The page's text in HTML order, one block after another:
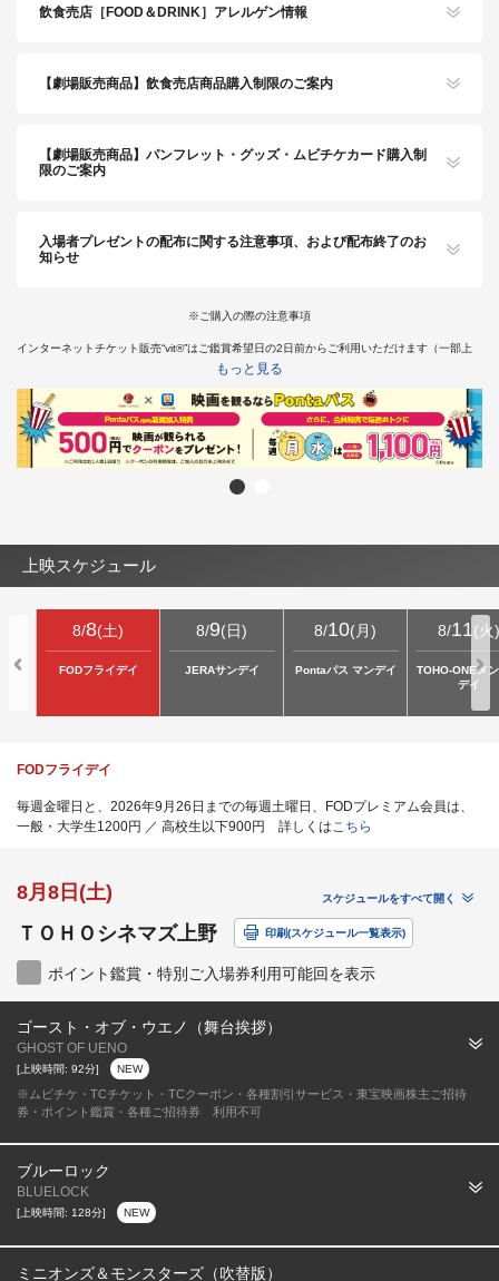
飲食売店［FOOD＆DRINK］アレルゲン情報
【劇場販売商品】飲食売店商品購入制限のご案内
【劇場販売商品】パンフレット・グッズ・ムビチケカード購入制
限のご案内
入場者プレゼントの配布に関する注意事項、および配布終了のお
知らせ
※ご購入の際の注意事項
インターネットチケット販売“vit®”はご鑑賞希望日の2日前からご利用いただけます（一部上
※東京都では18歳未満の方は終映が23：00を過ぎる上映回は、保護者同伴であってもご入場
いただけません。
そのため、18歳未満の方はチケット購入はお受けできかねます。あらかじめご了承くださ
い。
インターネットチケット販売“vit®”より障がい者割引チケットをご購入希望のお客様は こちら
もっと見る
上映スケジュール
8/8(土)
FODフライデイ
8/9(日)
JERAサンデイ
8/10(月)
Pontaパス マンデイ
8/11(火)
TOHO-ONEメ
デイ
FODフライデイ
毎週金曜日と、2026年9月26日までの毎週土曜日、FODプレミアム会員は、
一般・大学生1200円 ／ 高校生以下900円 詳しくはこちら
8月8日(土) スケジュールをすべて開く
ＴＯＨＯシネマズ上野 印刷(スケジュール一覧表示)
ポイント鑑賞・特別ご入場券利用可能回を表示
ゴースト・オブ・ウエノ（舞台挨拶）
GHOST OF UENO
[上映時間: 92分] NEW
※ムビチケ・TCチケット・TCクーポン・各種割引サービス・東宝映画株主ご招待
券・ポイント鑑賞・各種ご招待券 利用不可
ブルーロック
BLUELOCK
[上映時間: 128分] NEW
ミニオンズ＆モンスターズ（吹替版）